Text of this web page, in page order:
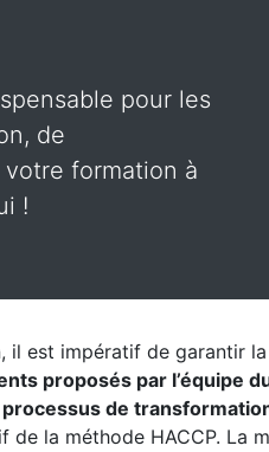
pour les
de
formation à
!
il est impératif de garantir
proposés par l’équipe
de
de la méthode HACCP. La